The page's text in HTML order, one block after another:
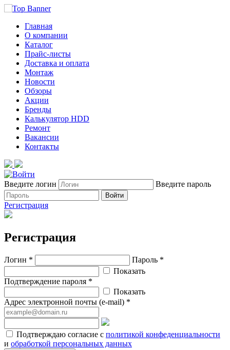
Главная
О компании
Каталог
Прайс-листы
Доставка и оплата
Монтаж
Новости
Обзоры
Акции
Бренды
Калькулятор HDD
Ремонт
Вакансии
Контакты
Введите логин Введите пароль
Войти
Регистрация
Регистрация
Логин *
Пароль *
Показать
Подтверждение пароля *
Показать
Адрес электронной почты (e-mail) *
Подтверждаю согласие с политикой конфеденциальности
и обработкой персональных данных